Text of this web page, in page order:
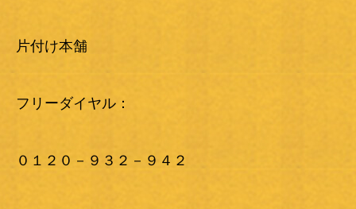
片付け本舗
フリーダイヤル：
０１２０－９３２－９４２